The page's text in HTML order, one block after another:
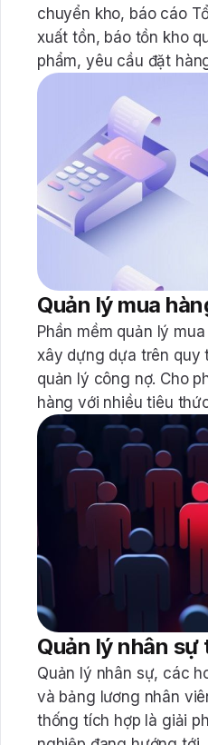
chuyển kho, báo cáo
xuất tồn, báo tồn kho
phẩm, yêu cầu đặt
Quản lý mua
Phần mềm quản lý
xây dựng dựa trên quy
quản lý công nợ. Cho
hàng với nhiều tiêu
Quản lý nhân
Quản lý nhân sự, các
và bảng lương nhân
thống tích hợp là giải